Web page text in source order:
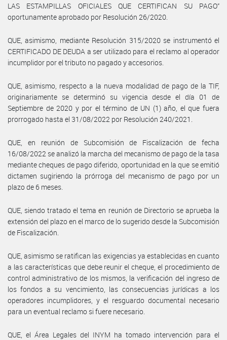
LAS ESTAMPILLAS OFICIALES QUE CERTIFICAN SU PAGO”
oportunamente aprobado por Resolución 26/2020.
QUE, asimismo, mediante Resolución 315/2020 se instrumentó el
CERTIFICADO DE DEUDA a ser utilizado para el reclamo al operador
incumplidor por el tributo no pagado y accesorios.
QUE, asimismo, respecto a la nueva modalidad de pago de la TIF,
originariamente se determinó su vigencia desde el día 01 de
Septiembre de 2020 y por el término de UN (1) año, el que fuera
prorrogado hasta el 31/08/2022 por Resolución 240/2021.
QUE, en reunión de Subcomisión de Fiscalización de fecha
16/08/2022 se analizó la marcha del mecanismo de pago de la tasa
mediante cheques de pago diferido, oportunidad en la que se emitió
dictamen sugiriendo la prórroga del mecanismo de pago por un
plazo de 6 meses.
QUE, siendo tratado el tema en reunión de Directorio se aprueba la
extensión del plazo en el marco de lo sugerido desde la Subcomisión
de Fiscalización.
QUE, asimismo se ratifican las exigencias ya establecidas en cuanto
a las características que debe reunir el cheque, el procedimiento de
control administrativo de los mismos, la verificación del ingreso de
los fondos a su vencimiento, las consecuencias jurídicas a los
operadores incumplidores, y el resguardo documental necesario
para un eventual reclamo si fuere necesario.
QUE, el Área Legales del INYM ha tomado intervención para el